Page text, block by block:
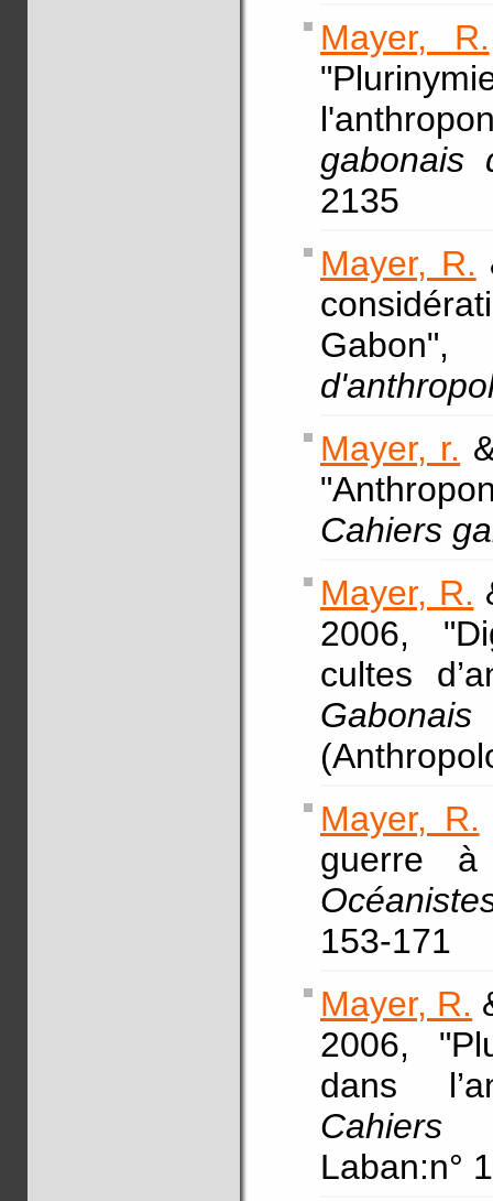
Mayer, R.
gabonais
2135
Mayer, R.
Mayer, r.
Cahiers
Mayer, R.
2006,
cultes
Gabonais
Mayer, R.
guerre
153-171
Mayer, R.
2006,
dans
Cahiers
Laban:n°